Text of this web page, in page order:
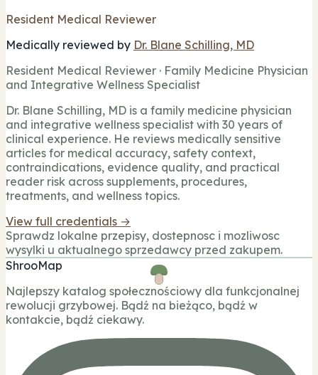
Resident Medical Reviewer
Medically reviewed by Dr. Blane Schilling, MD
Resident Medical Reviewer · Family Medicine Physician
and Integrative Wellness Specialist
Dr. Blane Schilling, MD is a family medicine physician
and integrative wellness specialist with 30 years of
clinical experience. He reviews medically sensitive
articles for medical accuracy, safety context,
contraindications, evidence quality, and practical
reader risk across supplements, procedures,
treatments, and wellness topics.
View full credentials →
Sprawdz lokalne przepisy, dostepnosc i mozliwosc
wysylki u aktualnego sprzedawcy przed zakupem.
ShrooMap
Najlepszy katalog społecznościowy dla funkcjonalnej
rewolucji grzybowej. Bądź na bieżąco, bądź w
kontakcie, bądź ciekawy.